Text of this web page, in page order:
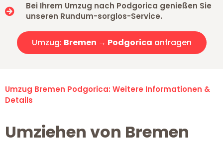
Bei Ihrem Umzug nach Podgorica genießen Sie
unseren Rundum-sorglos-Service.
Umzug: Bremen → Podgorica anfragen
Umzug Bremen Podgorica: Weitere Informationen &
Details
Umziehen von Bremen